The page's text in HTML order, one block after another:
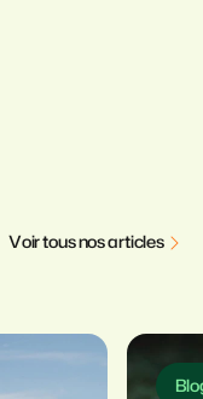
Voirtousnosarticles